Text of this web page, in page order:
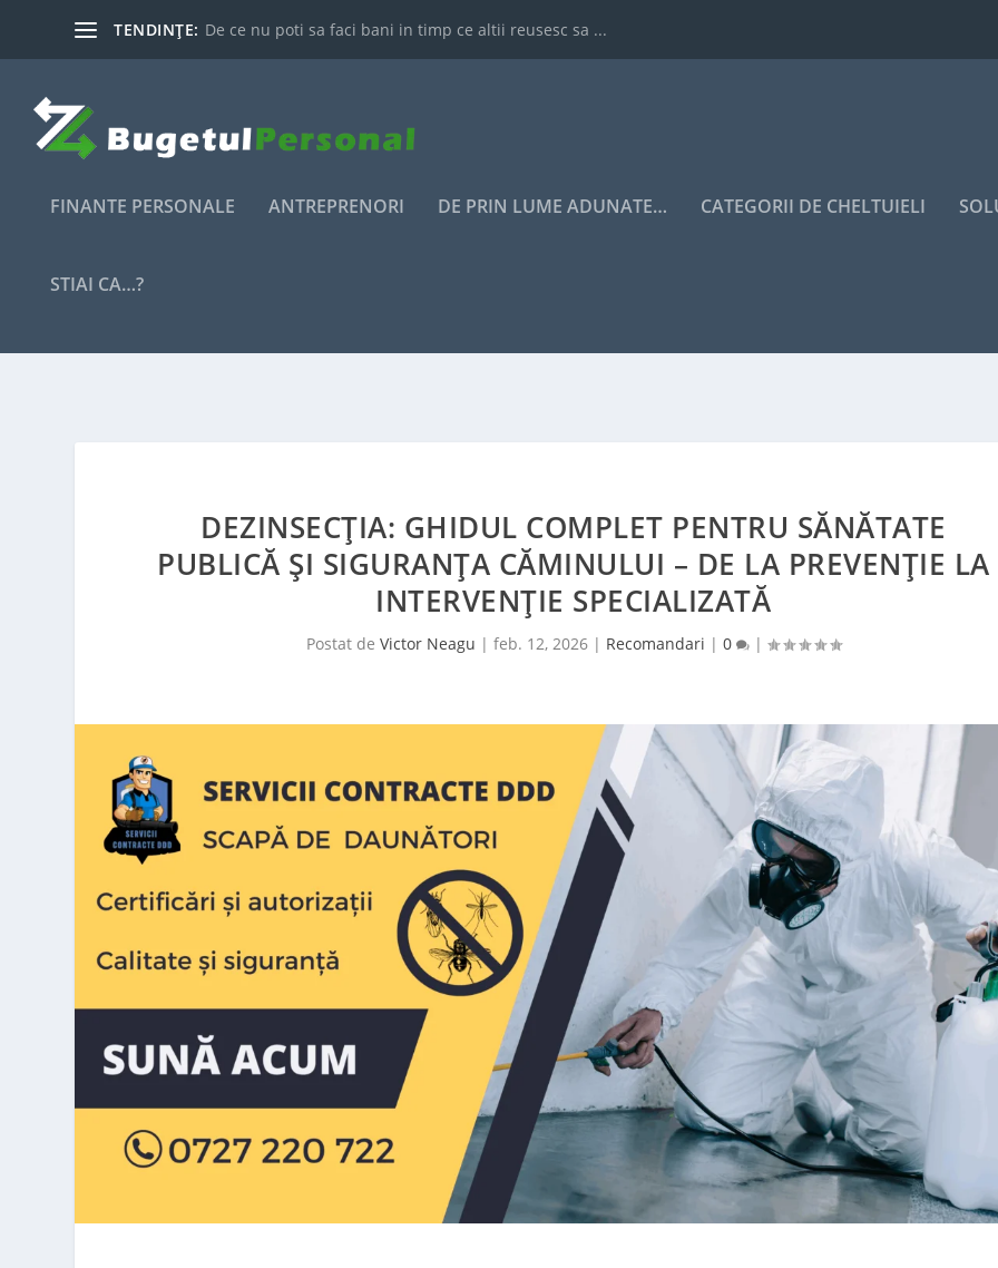
TENDINȚE: De ce nu poti sa faci bani in timp ce altii reusesc sa ...
FINANTE PERSONALE ANTREPRENORI DE PRIN LUME ADUNATE… CATEGORII DE CHELTUIELI
STIAI CA…?
DEZINSECȚIA: GHIDUL COMPLET PENTRU SĂNĂTATE
PUBLICĂ ȘI SIGURANȚA CĂMINULUI – DE LA PREVENȚIE LA
INTERVENȚIE SPECIALIZATĂ
Postat de Victor Neagu | feb. 12, 2026| Recomandari | 0 |